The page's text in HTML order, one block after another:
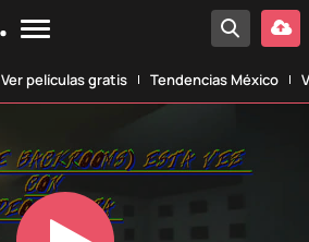
Ver películas gratis Tendencias México